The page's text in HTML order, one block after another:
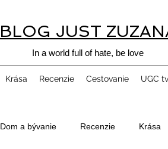
BLOG JUST
In a world full of hate, be love
Krása Recenzie Cestovanie UGC
Dom a bývanie Recenzie Krása